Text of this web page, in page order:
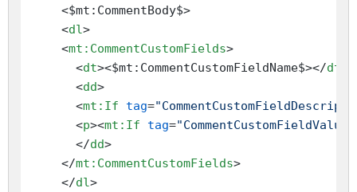
    <$mt:CommentBody$>
<dl>
<mt:CommentCustomFields>
<dt><$mt:CommentCustomFieldName$></dt
<dd>
<mt:If tag=
<p><mt:If tag="CommentCustomFieldValue"
</dd>
</mt:CommentCustomFields>
</dl>